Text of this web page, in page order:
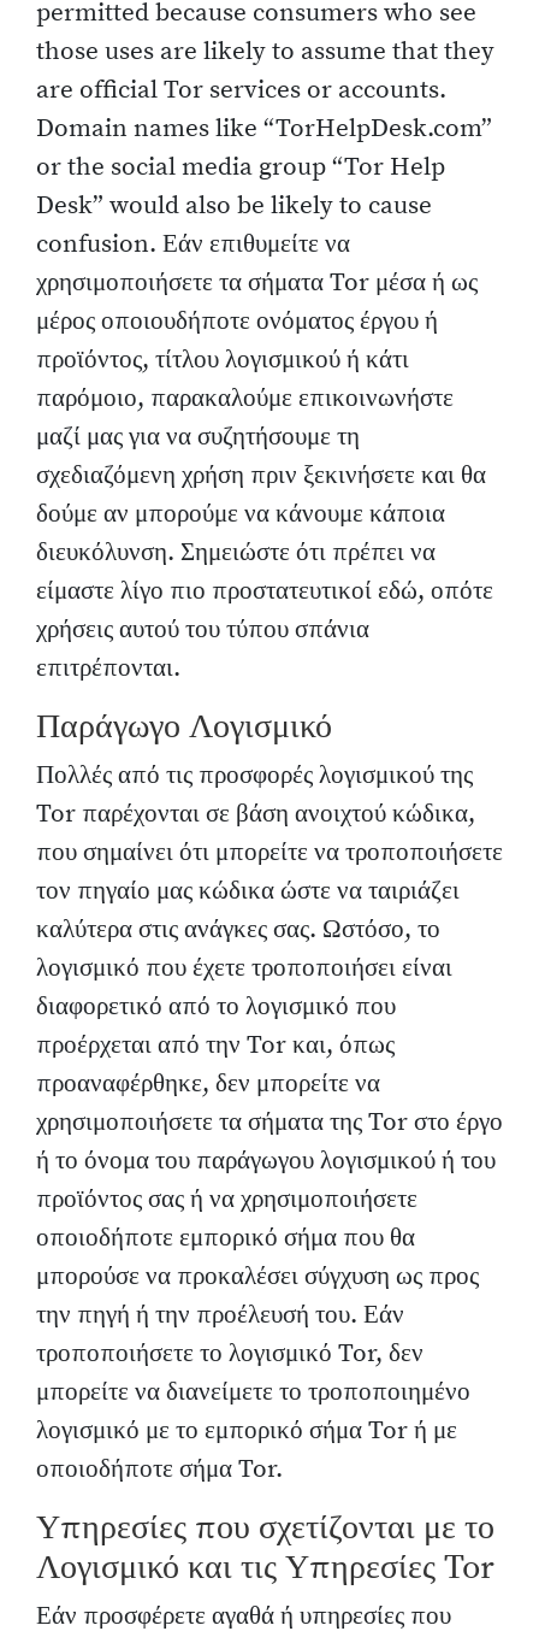
permitted because consumers who see
those uses are likely to assume that they
are official Tor services or accounts.
Domain names like “TorHelpDesk.com”
or the social media group “Tor Help
Desk” would also be likely to cause
confusion. Εάν επιθυμείτε να
χρησιμοποιήσετε τα σήματα Tor μέσα ή ως
μέρος οποιουδήποτε ονόματος έργου ή
προϊόντος, τίτλου λογισμικού ή κάτι
παρόμοιο, παρακαλούμε επικοινωνήστε
μαζί μας για να συζητήσουμε τη
σχεδιαζόμενη χρήση πριν ξεκινήσετε και θα
δούμε αν μπορούμε να κάνουμε κάποια
διευκόλυνση. Σημειώστε ότι πρέπει να
είμαστε λίγο πιο προστατευτικοί εδώ, οπότε
χρήσεις αυτού του τύπου σπάνια
επιτρέπονται.
Παράγωγο Λογισμικό
Πολλές από τις προσφορές λογισμικού της
Tor παρέχονται σε βάση ανοιχτού κώδικα,
που σημαίνει ότι μπορείτε να τροποποιήσετε
τον πηγαίο μας κώδικα ώστε να ταιριάζει
καλύτερα στις ανάγκες σας. Ωστόσο, το
λογισμικό που έχετε τροποποιήσει είναι
διαφορετικό από το λογισμικό που
προέρχεται από την Tor και, όπως
προαναφέρθηκε, δεν μπορείτε να
χρησιμοποιήσετε τα σήματα της Tor στο έργο
ή το όνομα του παράγωγου λογισμικού ή του
προϊόντος σας ή να χρησιμοποιήσετε
οποιοδήποτε εμπορικό σήμα που θα
μπορούσε να προκαλέσει σύγχυση ως προς
την πηγή ή την προέλευσή του. Εάν
τροποποιήσετε το λογισμικό Tor, δεν
μπορείτε να διανείμετε το τροποποιημένο
λογισμικό με το εμπορικό σήμα Tor ή με
οποιοδήποτε σήμα Tor.
Υπηρεσίες που σχετίζονται με το
Λογισμικό και τις Υπηρεσίες Tor
Εάν προσφέρετε αγαθά ή υπηρεσίες που